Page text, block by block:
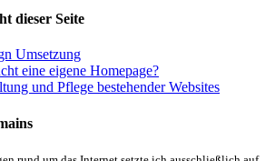
dieser Seite
Umsetzung
eine eigene Homepage?
und Pflege bestehender Websites